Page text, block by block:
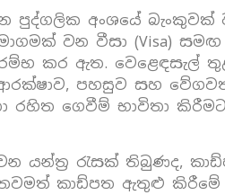
පුද්ගලික අංශයේ බැංකුවක්
වන වීසා (Visa) සමඟ
කර ඇත. වෙළෙඳසැල්
පහසුව සහ
රහිත ගෙවීම් භාවිතා
වන යන්ත්‍ර රැසක් තිබුණද,
කාඩ්පත ඇතුළු